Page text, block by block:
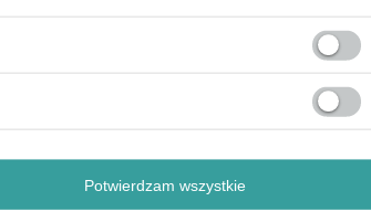
Potwierdzam wszystkie